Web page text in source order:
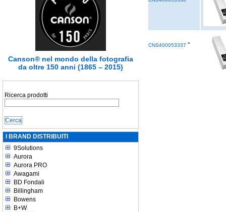
Canson® nel mondo della fotografia
da oltre 150 anni (1865 – 2015)
Ricerca prodotti
I BRAND DISTRIBUITI
9Solutions
Aurora
Aurora PRO
Awagami
BD Fondali
Billingham
Bowens
B+W
CNS400053337 °